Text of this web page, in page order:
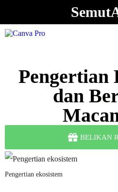
Pengertian
dan
BELIKAN
Pengertian ekosistem